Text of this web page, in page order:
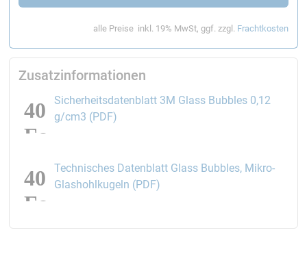
alle Preise inkl. 19% MwSt, ggf. zzgl. Frachtkosten
Zusatzinformationen
Sicherheitsdatenblatt 3M Glass Bubbles 0,12
g/cm3 (PDF)
Technisches Datenblatt Glass Bubbles, Mikro-
Glashohlkugeln (PDF)